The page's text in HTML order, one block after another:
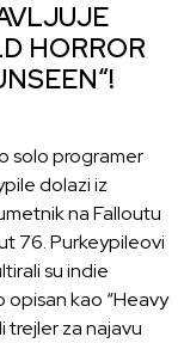
HORROR
solo programer
dolazi iz
na Falloutu
76. Purkeypileovi
su indie
opisan kao “Heavy
trejler za najavu